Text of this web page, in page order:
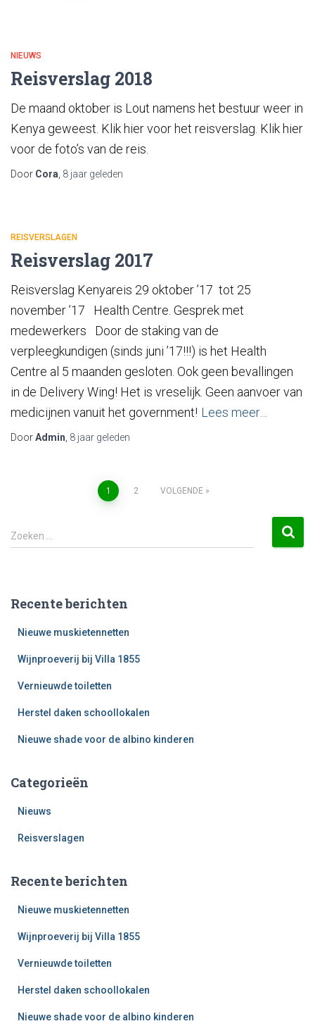
NIEUWS
Reisverslag 2018
De maand oktober is Lout namens het bestuur weer in
Kenya geweest. Klik hier voor het reisverslag. Klik hier
voor de foto’s van de reis.
Door Cora 8 jaar geleden
REISVERSLAGEN
Reisverslag 2017
Reisverslag Kenyareis 29 oktober ’17 tot 25
november ’17 Health Centre. Gesprek met
medewerkers Door de staking van de
verpleegkundigen (sinds juni ’17!!!) is het Health
Centre al 5 maanden gesloten. Ook geen bevallingen
in de Delivery Wing! Het is vreselijk. Geen aanvoer van
medicijnen vanuit het government! Lees meer…
DoorAdmin 8 jaar geleden
1 2 VOLGENDE
Zoeken …
Recente berichten
Nieuwe muskietennetten
Wijnproeverij bij Villa 1855
Vernieuwde toiletten
Herstel daken schoollokalen
Nieuwe shade voor de albino kinderen
Categorieën
Nieuws
Reisverslagen
Recente berichten
Nieuwe muskietennetten
Wijnproeverij bij Villa 1855
Vernieuwde toiletten
Herstel daken schoollokalen
Nieuwe shade voor de albino kinderen